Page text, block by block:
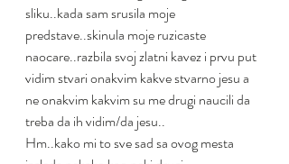
sliku..kada sam srusila moje
predstave..skinula moje ruzicaste
naocare..razbila svoj zlatni kavez i prvu put
vidim stvari onakvim kakve stvarno jesu a
ne onakvim kakvim su me drugi naucili da
treba da ih vidim/da jesu..
Hm..kako mi to sve sad sa ovog mesta